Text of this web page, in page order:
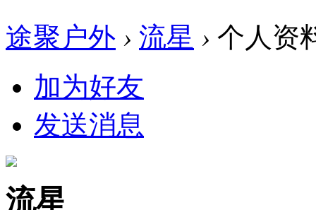
途聚户外 › 流星 › 个人资
加为好友
发送消息
流星